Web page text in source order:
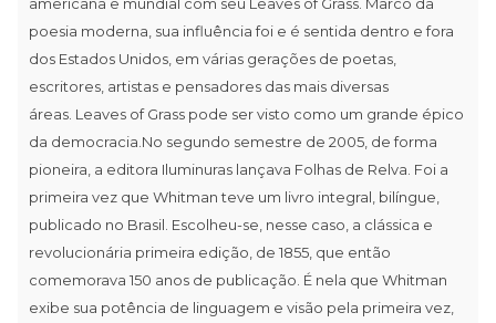
poesia moderna, sua influência foi e é sentida dentro e fora
dos Estados Unidos, em várias gerações de poetas,
escritores, artistas e pensadores das mais diversas
áreas. Leaves of Grass pode ser visto como um grande épico
da democracia.No segundo semestre de 2005, de forma
pioneira, a editora Iluminuras lançava Folhas de Relva. Foi a
primeira vez que Whitman teve um livro integral, bilíngue,
publicado no Brasil. Escolheu-se, nesse caso, a clássica e
revolucionária primeira edição, de 1855, que então
comemorava 150 anos de publicação. É nela que Whitman
exibe sua potência de linguagem e visão pela primeira vez,